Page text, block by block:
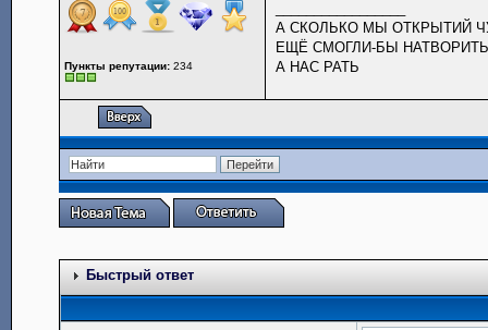
Пункты репутации:234
А СКОЛЬКО МЫ ОТКРЫТИЙ
ЕЩЁ СМОГЛИ-БЫ
А НАС РАТЬ
Быстрый ответ